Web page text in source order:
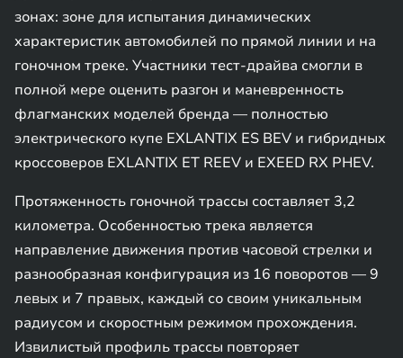
зонах: зоне для испытания динамических
характеристик автомобилей по прямой линии и на
гоночном треке. Участники тест-драйва смогли в
полной мере оценить разгон и маневренность
флагманских моделей бренда — полностью
электрического купе EXLANTIX ES BEV и гибридных
кроссоверов EXLANTIX ET REEV и EXEED RX PHEV.
Протяженность гоночной трассы составляет 3,2
километра. Особенностью трека является
направление движения против часовой стрелки и
разнообразная конфигурация из 16 поворотов — 9
левых и 7 правых, каждый со своим уникальным
радиусом и скоростным режимом прохождения.
Извилистый профиль трассы повторяет